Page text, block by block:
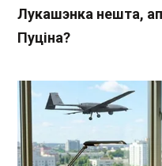
Лукашэнка нешта,
Пуціна?